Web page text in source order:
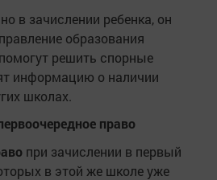
в зачислении ребенка, он
образования
решить спорные
информацию о наличии
школах.
право
при зачислении в первый
в этой же школе уже